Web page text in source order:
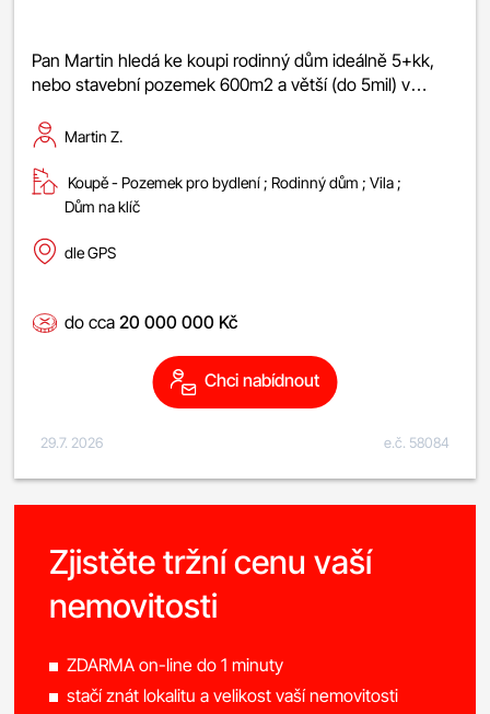
Pan Martin hledá ke koupi rodinný dům ideálně 5+kk,
nebo stavební pozemek 600m2 a větší (do 5mil) v…
Martin Z.
Koupě - pozemek pro bydlení ; rodinný dům ; vila ;
dům na klíč
dle GPS
do cca20 000 000 Kč
Chci nabídnout
29.7. 2026 e.č. 58084
Zjistěte tržní cenu vaší
nemovitosti
ZDARMA on-line do 1 minuty
stačí znát lokalitu a velikost vaší nemovitosti